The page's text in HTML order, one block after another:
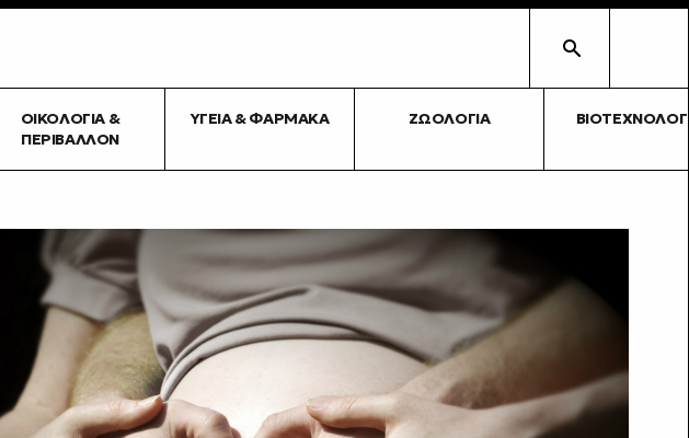
ΟΙΚΟΛΟΓΊΑ &
ΠΕΡΙΒΆΛΛΟΝ
ΥΓΕΊΑ & ΦΆΡΜΑΚΑ ΖΩΟΛΟΓΊΑ